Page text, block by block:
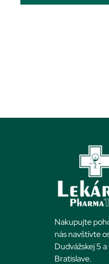
Nakupujte
nás navštívte
Dudvážskej 5
Bratislave.